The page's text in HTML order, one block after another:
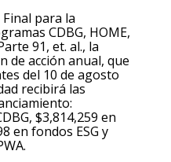
para la
CDBG, HOME,
91, et. al., la
de acción anual, que
del 10 de agosto
recibirá las
$3,814,259 en
en fondos ESG y